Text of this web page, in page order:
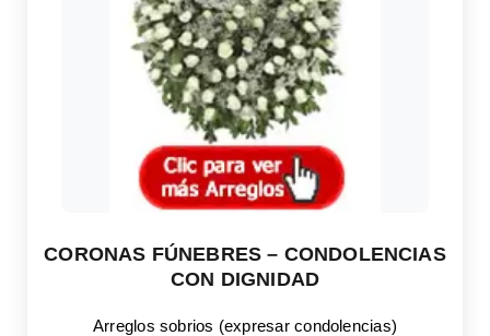
CORONAS FÚNEBRES – CONDOLENCIAS
CON DIGNIDAD
Arreglos sobrios (expresar condolencias)